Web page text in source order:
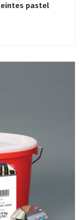
pastel